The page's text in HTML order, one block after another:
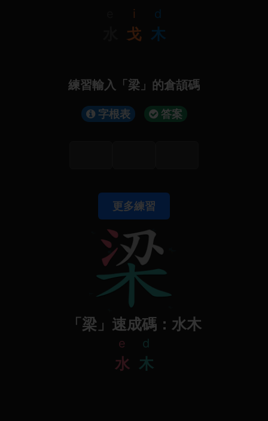
i
戈
d
木
練習輸入「梁」的倉頡碼
字根表 答案
更多練習
「梁」速成碼：水木
e
水
d
木